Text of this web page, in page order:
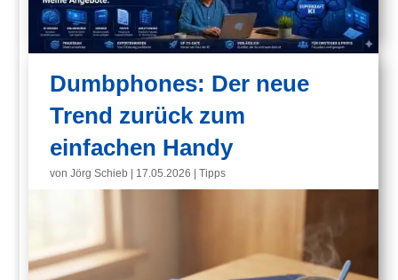
Dumbphones: Der neue
Trend zurück zum
einfachen Handy
vonJörg Schieb 17.05.2026 |Tipps